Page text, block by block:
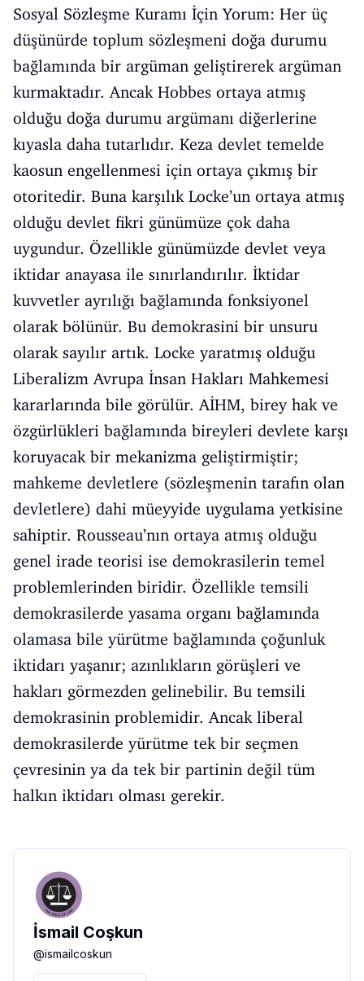
Sosyal Sözleşme Kuramı İçin Yorum: Her üç
düşünürde toplum sözleşmeni doğa durumu
bağlamında bir argüman geliştirerek argüman
kurmaktadır. Ancak Hobbes ortaya atmış
olduğu doğa durumu argümanı diğerlerine
kıyasla daha tutarlıdır. Keza devlet temelde
kaosun engellenmesi için ortaya çıkmış bir
otoritedir. Buna karşılık Locke’un ortaya atmış
olduğu devlet fikri günümüze çok daha
uygundur. Özellikle günümüzde devlet veya
iktidar anayasa ile sınırlandırılır. İktidar
kuvvetler ayrılığı bağlamında fonksiyonel
olarak bölünür. Bu demokrasini bir unsuru
olarak sayılır artık. Locke yaratmış olduğu
Liberalizm Avrupa İnsan Hakları Mahkemesi
kararlarında bile görülür. AİHM, birey hak ve
özgürlükleri bağlamında bireyleri devlete karşı
koruyacak bir mekanizma geliştirmiştir;
mahkeme devletlere (sözleşmenin tarafın olan
devletlere) dahi müeyyide uygulama yetkisine
sahiptir. Rousseau’nın ortaya atmış olduğu
genel irade teorisi ise demokrasilerin temel
problemlerinden biridir. Özellikle temsili
demokrasilerde yasama organı bağlamında
olamasa bile yürütme bağlamında çoğunluk
iktidarı yaşanır; azınlıkların görüşleri ve
hakları görmezden gelinebilir. Bu temsili
demokrasinin problemidir. Ancak liberal
demokrasilerde yürütme tek bir seçmen
çevresinin ya da tek bir partinin değil tüm
halkın iktidarı olması gerekir.
İsmail Coşkun
@ismailcoskun